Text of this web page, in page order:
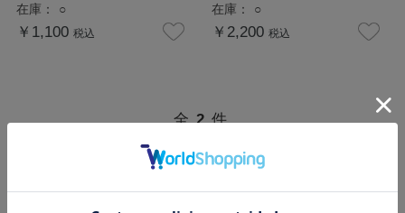
在庫： ○
￥1,100 税込
在庫： ○
￥2,200 税込
全 2 件